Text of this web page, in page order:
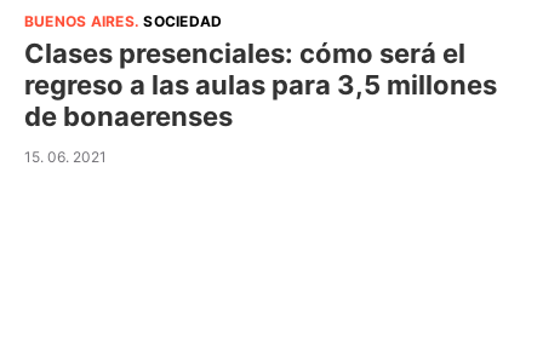
BUENOS AIRES.SOCIEDAD
Clases presenciales: cómo será el
regreso a las aulas para 3,5 millones
de bonaerenses
15. 06. 2021